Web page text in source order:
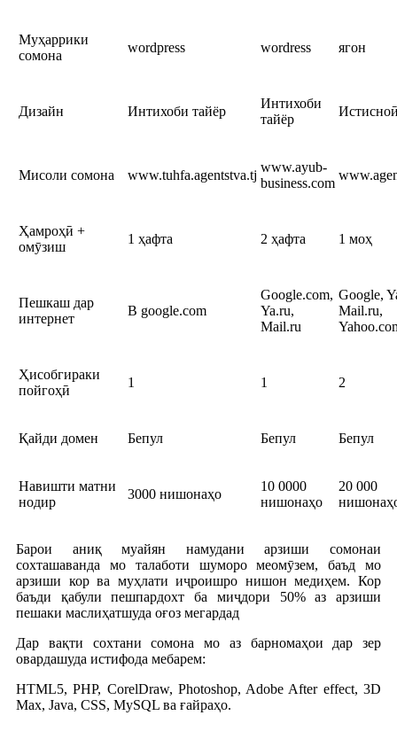
Муҳаррики
сомона
wordpress wordress ягон
Дизайн Интихоби тайёр
Интихоби
тайёр
Мисоли сомона www.tuhfa.agentstva.tj
www.ayub-
business.com
Ҳамроҳӣ +
омӯзиш
1 ҳафта 2 ҳафта 1 моҳ
Пешкаш дар
интернет
В google.com
Google.com,
Ya.ru,
Mail.ru
Google,
Mail.ru,
Ҳисобгираки
пойгоҳӣ
1 1 2
Қайди домен Бепул Бепул Бепул
Навишти матни
нодир
3000 нишонаҳо
10 0000
нишонаҳо
20 000
Барои аниқ муайян намудани арзиши сомонаи
сохташаванда мо талаботи шуморо меомӯзем, баъд мо
арзиши кор ва муҳлати иҷроишро нишон медиҳем. Кор
баъди қабули пешпардохт ба миҷдори 50% аз арзиши
пешаки маслиҳатшуда оғоз мегардад
Дар вақти сохтани сомона мо аз барномаҳои дар зер
овардашуда истифода мебарем:
HTML5, PHP, CorelDraw, Photoshop, Adobe After effect, 3D
Max, Java, CSS, MySQL ва ғайраҳо.